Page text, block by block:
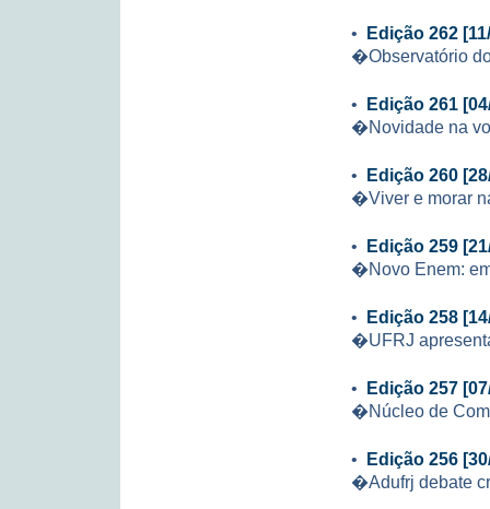
• Edição 262
�Observatório
• Edição 261
�Novidade na
• Edição 260
�Viver e morar
• Edição 259
�Novo Enem:
• Edição 258
�UFRJ
• Edição 257
�Núcleo de
• Edição 256
�Adufrj debate